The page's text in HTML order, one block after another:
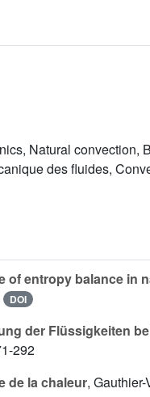
Natural
des fluides,
of entropy balance in
DOI
der Flüssigkeiten
292
de la chaleur,